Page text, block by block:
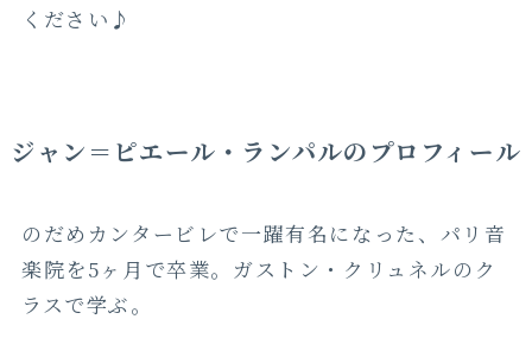
ください♪
ジャン＝ピエール・ランパルのプロフィール
のだめカンタービレで一躍有名になった、パリ音
楽院を5ヶ月で卒業。ガストン・クリュネルのク
ラスで学ぶ。